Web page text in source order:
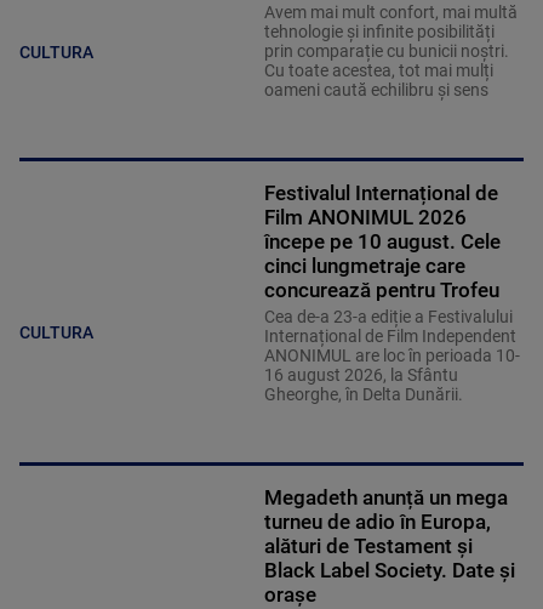
CULTURA
Avem mai mult confort, mai multă
tehnologie și infinite posibilități
prin comparație cu bunicii noștri.
Cu toate acestea, tot mai mulți
oameni caută echilibru și sens
CULTURA
Festivalul Internațional de
Film ANONIMUL 2026
începe pe 10 august. Cele
cinci lungmetraje care
concurează pentru Trofeu
Cea de-a 23-a ediție a Festivalului
Internațional de Film Independent
ANONIMUL are loc în perioada 10-
16 august 2026, la Sfântu
Gheorghe, în Delta Dunării.
Megadeth anunță un mega
turneu de adio în Europa,
alături de Testament și
Black Label Society. Date și
orașe